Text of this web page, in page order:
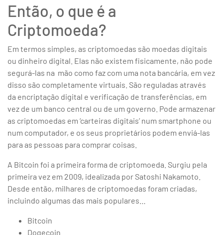
Então, o que é a
Criptomoeda?
Em termos simples, as criptomoedas são moedas digitais
ou dinheiro digital. Elas não existem fisicamente, não pode
segurá-las na mão como faz com uma nota bancária, em vez
disso são completamente virtuais. São reguladas através
da encriptação digital e verificação de transferências, em
vez de um banco central ou de um governo. Pode armazenar
as criptomoedas em ‘carteiras digitais’ num smartphone ou
num computador, e os seus proprietários podem enviá-las
para as pessoas para comprar coisas.
A Bitcoin foi a primeira forma de criptomoeda. Surgiu pela
primeira vez em 2009, idealizada por Satoshi Nakamoto.
Desde então, milhares de criptomoedas foram criadas,
incluindo algumas das mais populares…
Bitcoin
Dogecoin